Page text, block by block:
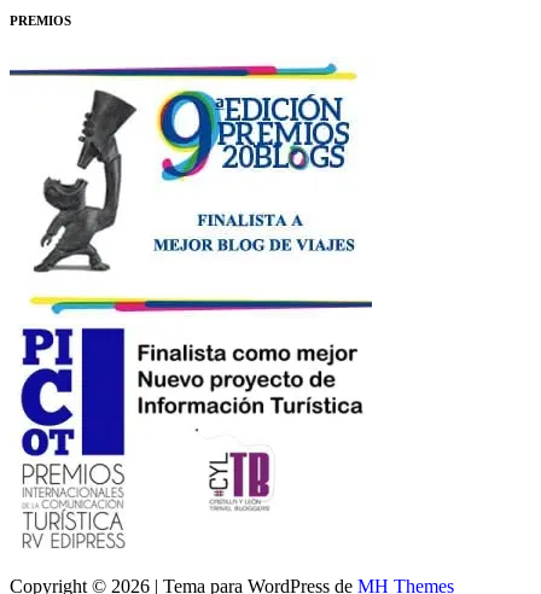
PREMIOS
Copyright © 2026 | Tema para WordPress de MH Themes